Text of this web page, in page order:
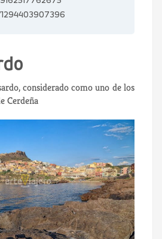
considerado como uno de los
Cerdeña